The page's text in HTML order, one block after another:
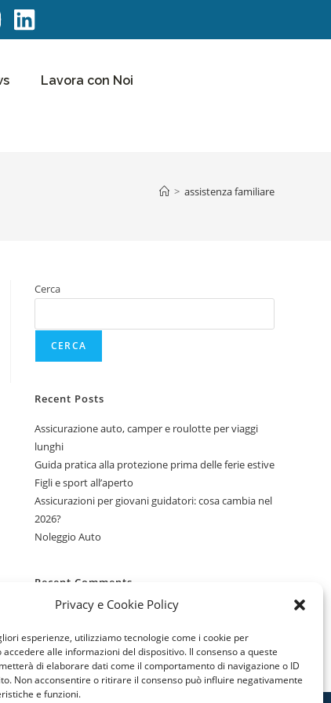
Privacy e Cookie Policy
esperienze, utilizziamo tecnologie come i cookie per
alle informazioni del dispositivo. Il consenso a queste
di elaborare dati come il comportamento di navigazione o ID
Non acconsentire o ritirare il consenso può influire negativamente
e funzioni.
Lavora con Noi
> assistenza familiare
Cerca
CERCA
Recent Posts
Assicurazione auto, camper e roulotte per viaggi
lunghi
Guida pratica alla protezione prima delle ferie estive
Figli e sport all’aperto
Assicurazioni per giovani guidatori: cosa cambia nel
2026?
Noleggio Auto
Recent Comments
Nessun commento da mostrare.